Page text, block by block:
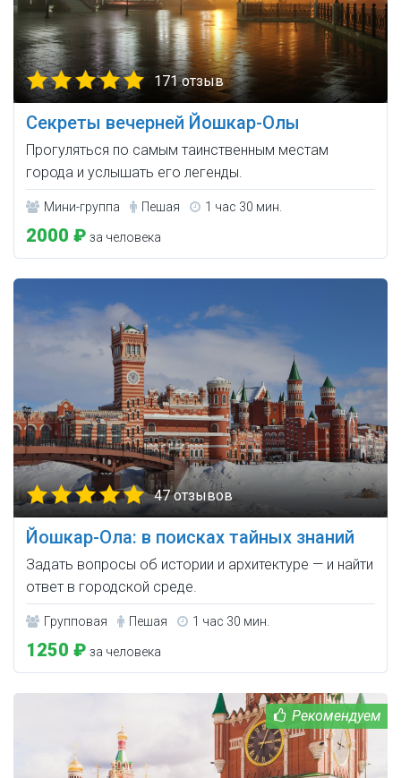
171 отзыв
Секреты вечерней Йошкар-Олы
Прогуляться по самым таинственным местам
города и услышать его легенды.
Мини-группа Пешая 1 час 30 мин.
2000 ₽ за человека
47 отзывов
Йошкар-Ола: в поисках тайных знаний
Задать вопросы об истории и архитектуре — и найти
ответ в городской среде.
Групповая Пешая 1 час 30 мин.
1250 ₽ за человека